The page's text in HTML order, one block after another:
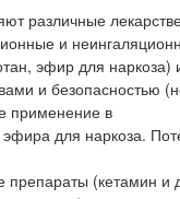
различные
и
эфир для наркоза)
и безопасностью
применение в
для наркоза.
препараты (кетамин и